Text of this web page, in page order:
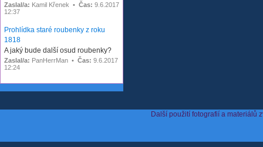
Zaslal/a: Kamil Křenek • Čas: 9.6.2017
12:37
Prohlídka staré roubenky z roku
1818
A jaký bude další osud roubenky?
Zaslal/a: PanHerrMan • Čas: 9.6.2017
12:24
Další použití fotografií a materiálů